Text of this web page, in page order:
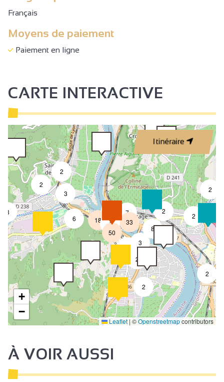
Français
Moyens de paiement
Paiement en ligne
CARTE INTERACTIVE
Itinéraire
2
2
2
2
2
2
2
8
3
2
3
6
4
18
7
2
3
50
33
+
−
Leaflet |©Openstreetmapcontributors
À VOIR AUSSI